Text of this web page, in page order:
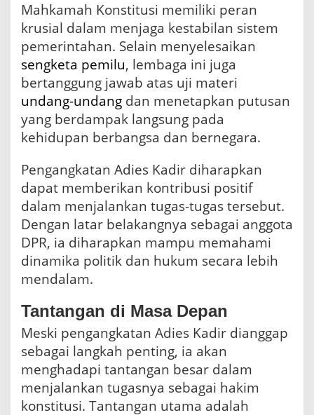
Mahkamah Konstitusi memiliki peran
krusial dalam menjaga kestabilan sistem
pemerintahan. Selain menyelesaikan
sengketa pemilu, lembaga ini juga
bertanggung jawab atas uji materi
undang-undang dan menetapkan putusan
yang berdampak langsung pada
kehidupan berbangsa dan bernegara.
Pengangkatan Adies Kadir diharapkan
dapat memberikan kontribusi positif
dalam menjalankan tugas-tugas tersebut.
Dengan latar belakangnya sebagai anggota
DPR, ia diharapkan mampu memahami
dinamika politik dan hukum secara lebih
mendalam.
Tantangan di Masa Depan
Meski pengangkatan Adies Kadir dianggap
sebagai langkah penting, ia akan
menghadapi tantangan besar dalam
menjalankan tugasnya sebagai hakim
konstitusi. Tantangan utama adalah